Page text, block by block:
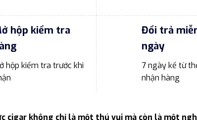
hộp kiểm tra
hộp kiểm tra trước khi
Đổi trả
ngày
7 ngày kể từ
nhận hàng
cigar không chỉ là một thú vui mà còn là một